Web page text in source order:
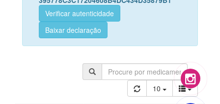
Verificar autenticidade
Baixar declaração
10